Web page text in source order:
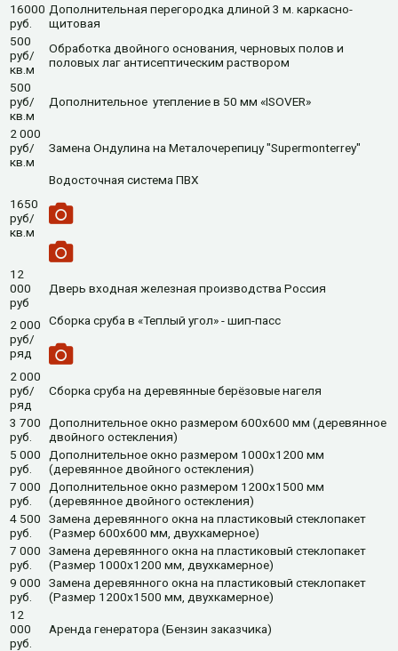
16000
руб.
Дополнительная перегородка длиной 3 м. каркасно-
щитовая
500
руб/
кв.м
Обработка двойного основания, черновых полов и
половых лаг антисептическим раствором
500
руб/
кв.м
Дополнительное утепление в 50 мм «ISOVER»
2 000
руб/
кв.м
Замена Ондулина на Металочерепицу "Supermonterrey"
1650
руб/
кв.м
Водосточная система ПВХ
12
000
руб
Дверь входная железная производства Россия
2 000
руб/
ряд
Сборка сруба в «Теплый угол» - шип-пасс
2 000
руб/
ряд
Сборка сруба на деревянные берёзовые нагеля
3 700
руб.
Дополнительное окно размером 600х600 мм (деревянное
двойного остекления)
5 000
руб.
Дополнительное окно размером 1000х1200 мм
(деревянное двойного остекления)
7 000
руб.
Дополнительное окно размером 1200х1500 мм
(деревянное двойного остекления)
4 500
руб.
Замена деревянного окна на пластиковый стеклопакет
(Размер 600х600 мм, двухкамерное)
7 000
руб.
Замена деревянного окна на пластиковый стеклопакет
(Размер 1000х1200 мм, двухкамерное)
9 000
руб.
Замена деревянного окна на пластиковый стеклопакет
(Размер 1200х1500 мм, двухкамерное)
12
000
руб.
Аренда генератора (Бензин заказчика)